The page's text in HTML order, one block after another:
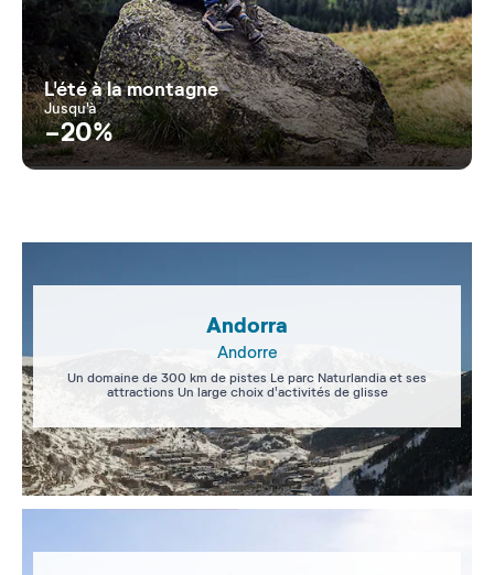
L'été à la montagne
Jusqu'à
-20%
Andorra
Andorre
Un domaine de 300 km de pistes Le parc Naturlandia et ses
attractions Un large choix d'activités de glisse